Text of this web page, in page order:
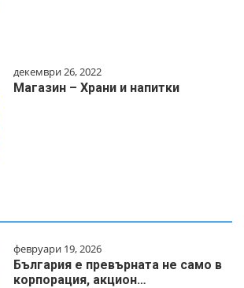
декември 26, 2022
Магазин – Храни и напитки
февруари 19, 2026
България е превърната не само в
корпорация, акцион…